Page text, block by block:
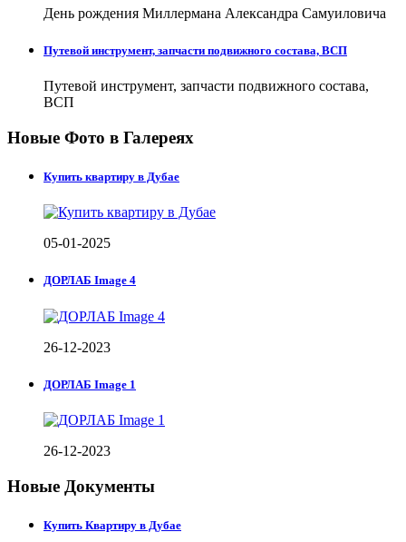
День рождения Миллермана Александра Самуиловича
Путевой инструмент, запчасти подвижного состава, ВСП
Путевой инструмент, запчасти подвижного состава,
ВСП
Новые Фото в Галереях
Купить квартиру в Дубае
05-01-2025
ДОРЛАБ Image 4
26-12-2023
ДОРЛАБ Image 1
26-12-2023
Новые Документы
Купить Квартиру в Дубае